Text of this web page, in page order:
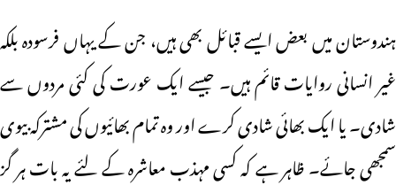
ہندوستان میں بعض ایسے قبائل بھی ہیں، جن کے یہاں فرسودہ بلکہ
غیر انسانی روایات قائم ہیں۔ جیسے ایک عورت کی کئی مردوں سے
شادی۔ یا ایک بھائی شادی کرے اور وہ تمام بھائیوں کی مشترکہ بیوی
سمجھی جائے۔ ظاہر ہے کہ کسی مہذب معاشرہ کے لئے یہ بات ہر گز